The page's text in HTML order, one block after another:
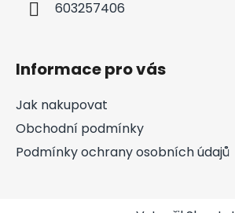
603257406
Informace pro vás
Jak nakupovat
Obchodní podmínky
Podmínky ochrany osobních údajů